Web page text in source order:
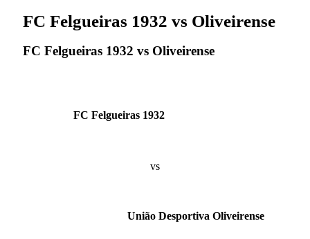
FC Felgueiras 1932 vs Oliveirense
FC Felgueiras 1932 vs Oliveirense
FC Felgueiras 1932
vs
União Desportiva Oliveirense